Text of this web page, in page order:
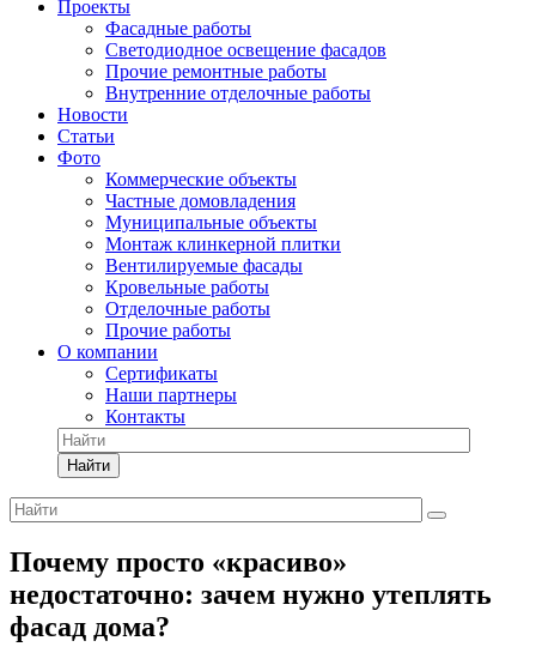
Проекты
Фасадные работы
Светодиодное освещение фасадов
Прочие ремонтные работы
Внутренние отделочные работы
Новости
Статьи
Фото
Коммерческие объекты
Частные домовладения
Муниципальные объекты
Монтаж клинкерной плитки
Вентилируемые фасады
Кровельные работы
Отделочные работы
Прочие работы
О компании
Сертификаты
Наши партнеры
Контакты
Найти
Почему просто «красиво»
недостаточно: зачем нужно утеплять
фасад дома?